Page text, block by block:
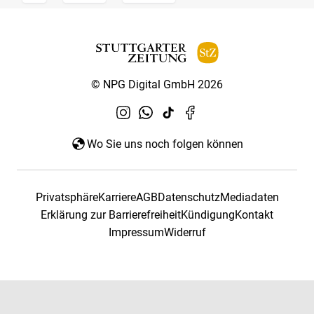
© NPG Digital GmbH 2026
Wo Sie uns noch folgen können
PrivatsphäreKarriereAGBDatenschutzMediadaten
Erklärung zur BarrierefreiheitKündigungKontakt
ImpressumWiderruf